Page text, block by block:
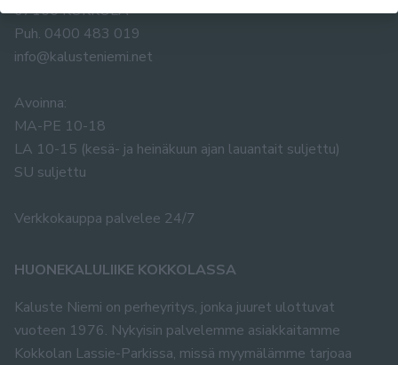
67100 KOKKOLA
Puh. 0400 483 019
info@kalusteniemi.net
Avoinna:
MA-PE 10-18
LA 10-15 (kesä- ja heinäkuun ajan lauantait suljettu)
SU suljettu
Verkkokauppa palvelee 24/7
HUONEKALULIIKE KOKKOLASSA
Kaluste Niemi on perheyritys, jonka juuret ulottuvat
vuoteen 1976. Nykyisin palvelemme asiakkaitamme
Kokkolan Lassie-Parkissa, missä myymälämme tarjoaa